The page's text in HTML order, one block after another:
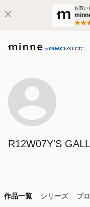
お買い
R12W07Y'S
作品一覧 シリーズ プ